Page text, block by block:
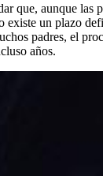
que, aunque las
existe un plazo
padres, el
años.